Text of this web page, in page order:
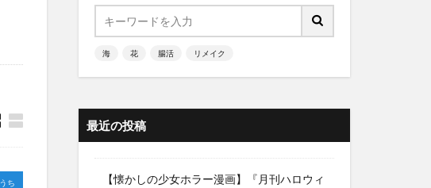
ち
海 花 腸活 リメイク
最近の投稿
【懐かしの少女ホラー漫画】『月刊ハロウィ